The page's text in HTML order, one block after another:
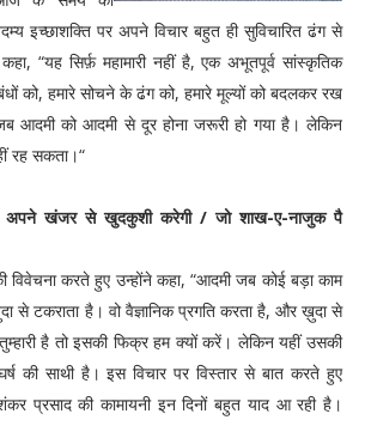
इच्छाशक्ति पर अपने विचार बहुत ही सुविचारित ढंग से
“यह सिर्फ़ महामारी नहीं है, एक अभूतपूर्व सांस्कृतिक
को, हमारे सोचने के ढंग को, हमारे मूल्यों को बदलकर रख
आदमी को आदमी से दूर होना जरूरी हो गया है। लेकिन
रह सकता।“
अपने खंजर से खुदकुशी करेगी / जो शाख-ए-नाजुक पै
विवेचना करते हुए उन्होंने कहा, “आदमी जब कोई बड़ा काम
से टकराता है। वो वैज्ञानिक प्रगति करता है, और ख़ुदा से
है तो इसकी फिक्र हम क्यों करें। लेकिन यहीं उसकी
की साथी है। इस विचार पर विस्तार से बात करते हुए
प्रसाद की कामायनी इन दिनों बहुत याद आ रही है।